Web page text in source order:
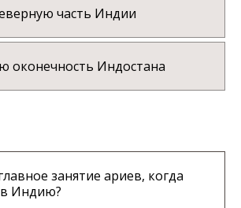
часть Индии
оконечность Индостана
занятие ариев, когда
Индию?